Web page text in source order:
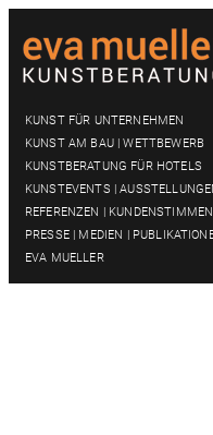
KUNST FÜR UNTERNEHMEN
KUNST AM BAU | WETTBEWERB
KUNSTBERATUNG FÜR HOTELS
KUNSTEVENTS |
REFERENZEN | KUNDENSTIMMEN
PRESSE | MEDIEN |
EVA MUELLER